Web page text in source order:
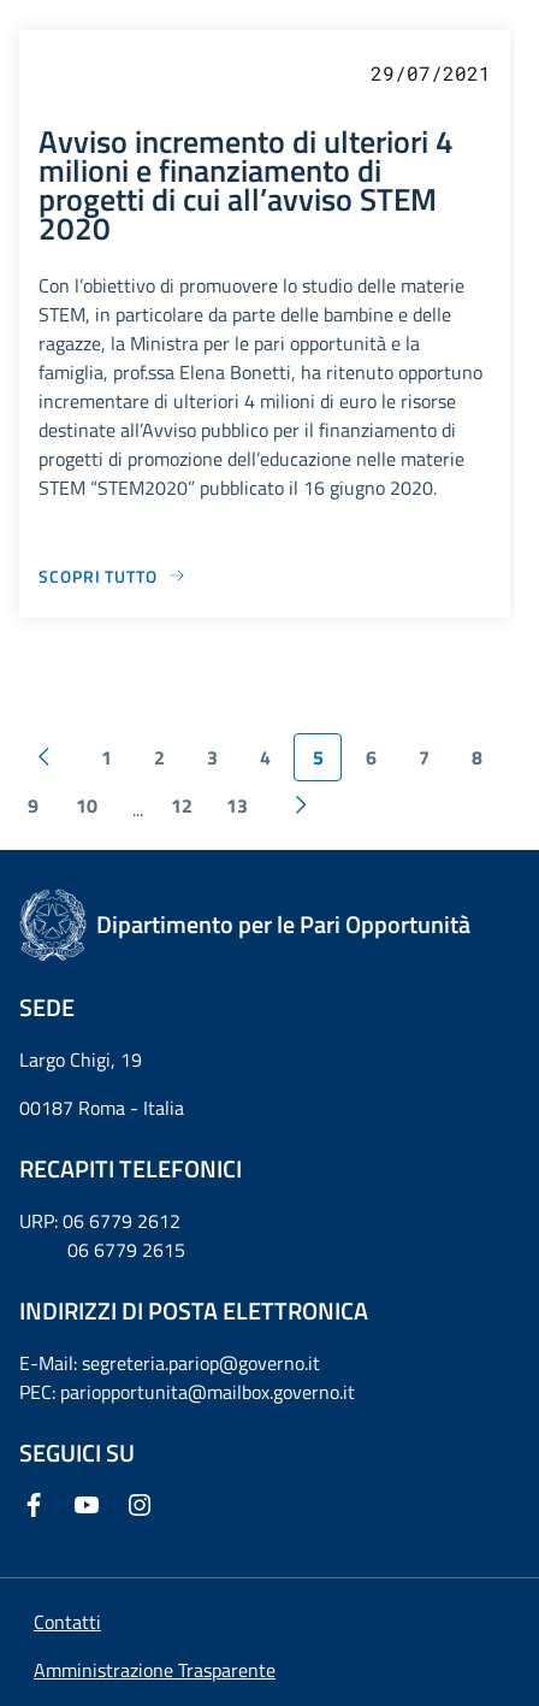
29/07/2021
Avviso incremento di ulteriori 4
milioni e finanziamento di
progetti di cui all’avviso STEM
2020
Con l’obiettivo di promuovere lo studio delle materie
STEM, in particolare da parte delle bambine e delle
ragazze, la Ministra per le pari opportunità e la
famiglia, prof.ssa Elena Bonetti, ha ritenuto opportuno
incrementare di ulteriori 4 milioni di euro le risorse
destinate all’Avviso pubblico per il finanziamento di
progetti di promozione dell’educazione nelle materie
STEM “STEM2020” pubblicato il 16 giugno 2020.
SCOPRI TUTTO
1 2 3 4 5 6 7
8
9
10 ... 12 13
Dipartimento per le Pari Opportunità
SEDE
Largo Chigi, 19
00187 Roma - Italia
RECAPITI TELEFONICI
URP: 06 6779 2612
06 6779 2615
INDIRIZZI DI POSTA ELETTRONICA
E-Mail: segreteria.pariop@governo.it
PEC: pariopportunita@mailbox.governo.it
SEGUICI SU
Contatti
Amministrazione Trasparente